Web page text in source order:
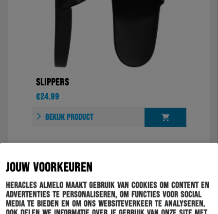
JOUW VOORKEUREN
Heracles Almelo maakt gebruik van cookies om content en
advertenties te personaliseren, om functies voor social
media te bieden en om ons websiteverkeer te analyseren.
SLIPPERS
€24.99
BEKIJK PRODUCT